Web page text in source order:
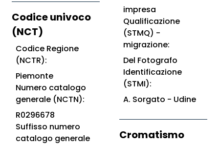
Codice univoco
(NCT)
Codice Regione
(NCTR):
Piemonte
Numero catalogo
generale (NCTN):
R0296678
Suffisso numero
catalogo generale
impresa
Qualificazione
(STMQ) -
migrazione:
Del Fotografo
Identificazione
(STMI):
A. Sorgato - Udine
Cromatismo